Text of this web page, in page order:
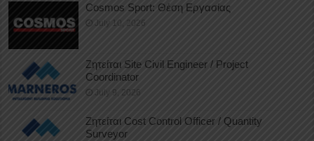
Cosmos Sport: Θέση Εργασίας
July 10, 2026
Ζητείται Site Civil Engineer / Project
Coordinator
July 9, 2026
Ζητείται Cost Control Officer / Quantity
Surveyor